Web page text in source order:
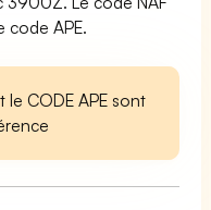
code APE.
le CODE APE sont